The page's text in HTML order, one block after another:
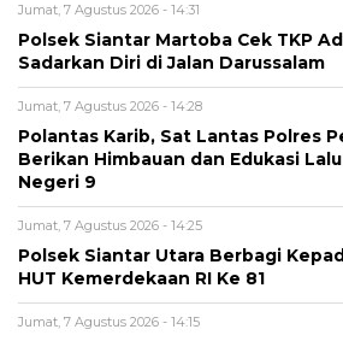
Jumat, 7 Agustus 2026 - 14:31
Polsek Siantar Martoba Cek TKP
Sadarkan Diri di Jalan Darussalam
Jumat, 7 Agustus 2026 - 14:28
Polantas Karib, Sat Lantas Polres
Berikan Himbauan dan Edukasi
Negeri 9
Jumat, 7 Agustus 2026 - 14:25
Polsek Siantar Utara Berbagi
HUT Kemerdekaan RI Ke 81
Jumat, 7 Agustus 2026 - 14:15